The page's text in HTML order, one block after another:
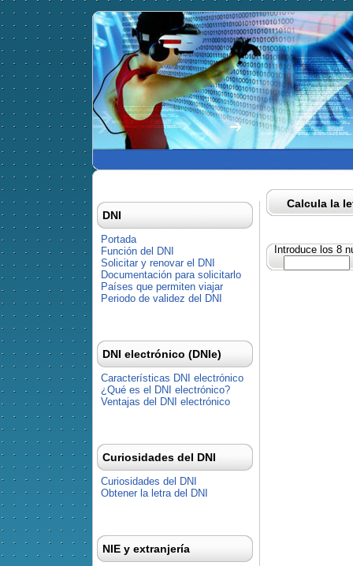
Calcula la
Introduce los 8
DNI
Portada
Función del DNI
Solicitar y renovar el DNI
Documentación para solicitarlo
Países que permiten viajar
Periodo de validez del DNI
DNI electrónico (DNIe)
Características DNI electrónico
¿Qué es el DNI electrónico?
Ventajas del DNI electrónico
Curiosidades del DNI
Curiosidades del DNI
Obtener la letra del DNI
NIE y extranjería